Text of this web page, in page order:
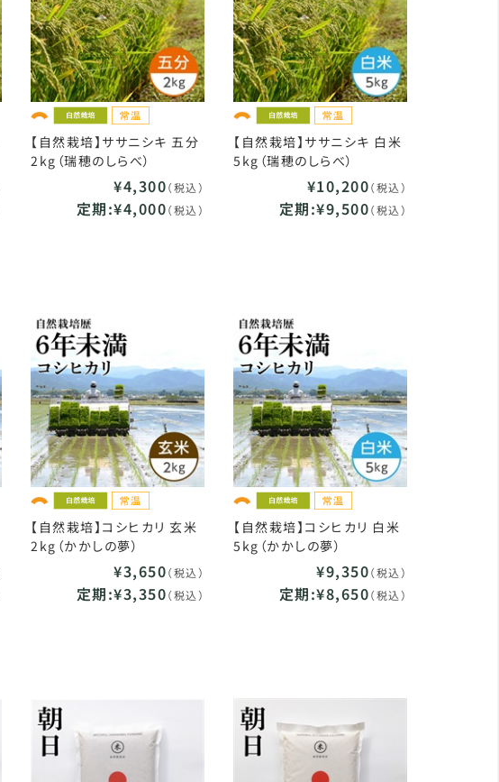
【自然栽培】ササニシキ 五分
2kg（瑞穂のしらべ）
¥4,300（税込）
定期:¥4,000（税込）
【自然栽培】ササニシキ 白米
5kg（瑞穂のしらべ）
¥10,200（税込）
定期:¥9,500（税込）
【自然栽培】コシヒカリ 玄米
2kg（かかしの夢）
¥3,650（税込）
定期:¥3,350（税込）
【自然栽培】コシヒカリ 白米
5kg（かかしの夢）
¥9,350（税込）
定期:¥8,650（税込）